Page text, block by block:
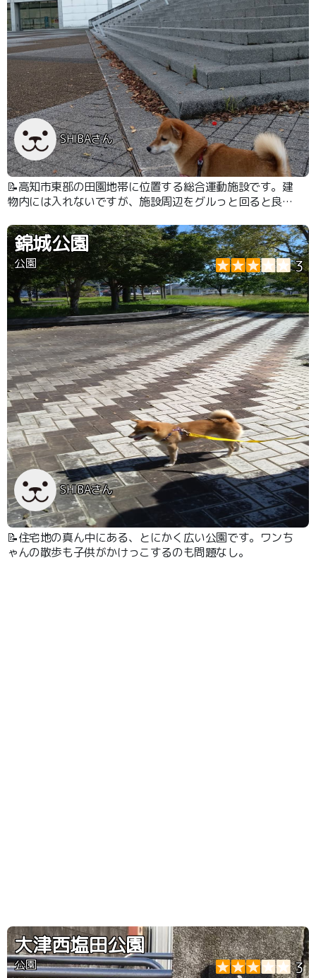
SHIBAさん
📝高知市東部の田園地帯に位置する総合運動施設です。建
物内には入れないですが、施設周辺をグルっと回ると良い
錦城公園
公園 3
SHIBAさん
📝住宅地の真ん中にある、とにかく広い公園です。ワンち
ゃんの散歩も子供がかけっこするのも問題なし。
大津西塩田公園
公園 3